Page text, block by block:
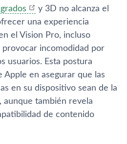
y 3D no alcanza el
una experiencia
el Vision Pro, incluso
incomodidad por
usuarios. Esta postura
Apple en asegurar que las
en su dispositivo sean de la
aunque también revela
de contenido